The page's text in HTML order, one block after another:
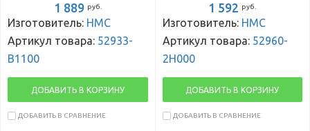
1 889 руб.
Изготовитель: HMC
Артикул товара: 52933-
B1100
ДОБАВИТЬ В КОРЗИНУ
ДОБАВИТЬ В СРАВНЕНИЕ
1 592 руб.
Изготовитель: HMC
Артикул товара: 52960-
2H000
ДОБАВИТЬ В КОРЗИНУ
ДОБАВИТЬ В СРАВНЕНИЕ